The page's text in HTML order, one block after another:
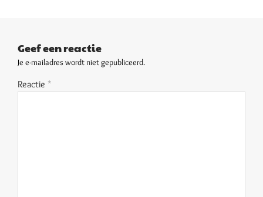
Geef een reactie
Je e-mailadres wordt niet gepubliceerd.
Reactie *